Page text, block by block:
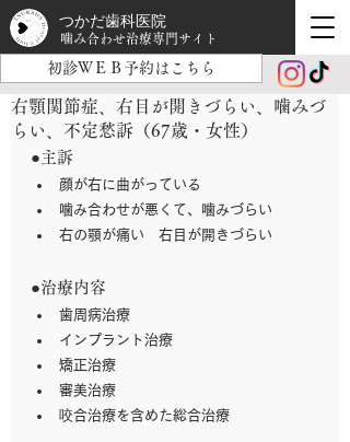
噛み合わせ治療専門サイト
つかだ歯科医院
初診ＷＥＢ予約はこちら
右顎関節症、右目が開きづらい、噛みづ
らい、不定愁訴（67歳・女性）
●主訴
顔が右に曲がっている
噛み合わせが悪くて、噛みづらい
右の顎が痛い　右目が開きづらい
●治療内容
歯周病治療
インプラント治療
矯正治療
審美治療
咬合治療を含めた総合治療